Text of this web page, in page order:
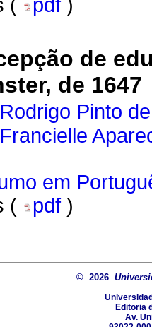
(
pdf )
de
de 1647
Pinto de
em
(
pdf )
© 2026
Editoria
Av.